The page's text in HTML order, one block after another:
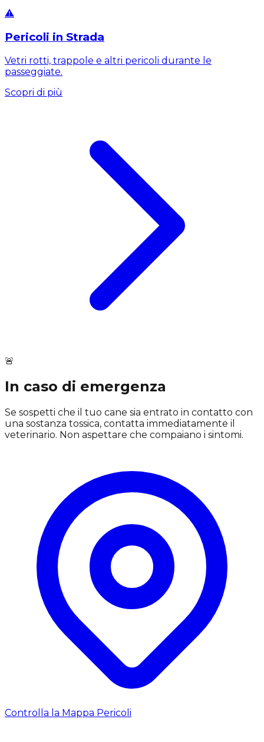
⚠️
Pericoli in Strada
Vetri rotti, trappole e altri pericoli durante le
passeggiate.
Scopri di più
🚨
In caso di emergenza
Se sospetti che il tuo cane sia entrato in contatto con
una sostanza tossica, contatta immediatamente il
veterinario. Non aspettare che compaiano i sintomi.
Controlla la Mappa Pericoli